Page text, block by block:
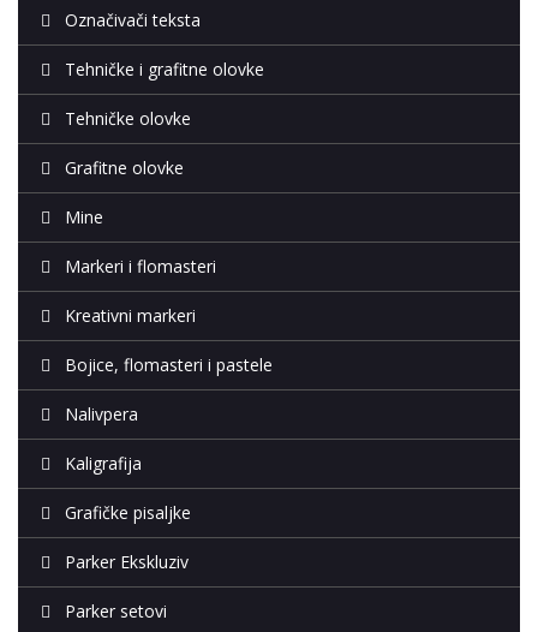
Označivači teksta
Tehničke i grafitne olovke
Tehničke olovke
Grafitne olovke
Mine
Markeri i flomasteri
Kreativni markeri
Bojice, flomasteri i pastele
Nalivpera
Kaligrafija
Grafičke pisaljke
Parker Ekskluziv
Parker setovi